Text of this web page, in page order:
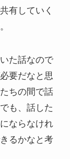
有していく
た話なので
要だなと思
ちの間で話
も、話した
ならなけれ
るかなと考